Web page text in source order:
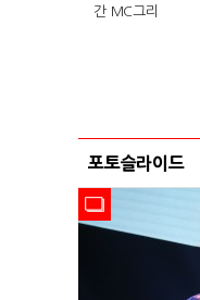
간 MC그리
포토슬라이드